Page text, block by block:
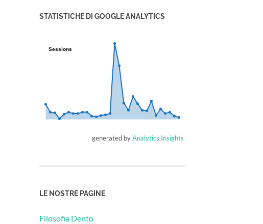
STATISTICHE DI GOOGLE ANALYTICS
Sessions
Sessions
generated byAnalytics Insights
LE NOSTRE PAGINE
Filosofia Dento